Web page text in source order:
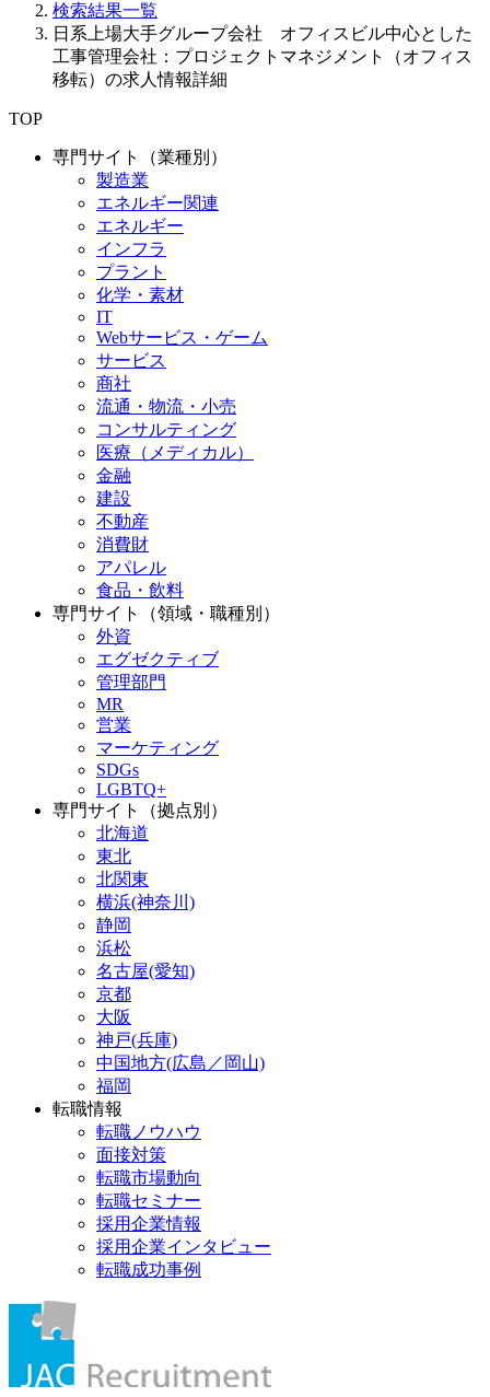
検索結果一覧
日系上場大手グループ会社 オフィスビル中心とした
工事管理会社：プロジェクトマネジメント（オフィス
移転）の求人情報詳細
TOP
専門サイト（業種別）
製造業
エネルギー関連
エネルギー
インフラ
プラント
化学・素材
IT
Webサービス・ゲーム
サービス
商社
流通・物流・小売
コンサルティング
医療（メディカル）
金融
建設
不動産
消費財
アパレル
食品・飲料
専門サイト（領域・職種別）
外資
エグゼクティブ
管理部門
MR
営業
マーケティング
SDGs
LGBTQ+
専門サイト（拠点別）
北海道
東北
北関東
横浜(神奈川)
静岡
浜松
名古屋(愛知)
京都
大阪
神戸(兵庫)
中国地方(広島／岡山)
福岡
転職情報
転職ノウハウ
面接対策
転職市場動向
転職セミナー
採用企業情報
採用企業インタビュー
転職成功事例